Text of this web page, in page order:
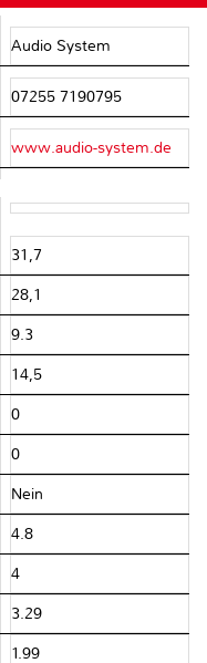
Audio System
07255 7190795
www.audio-system.de
31,7
28,1
9.3
14,5
0
0
Nein
4.8
4
3.29
1.99